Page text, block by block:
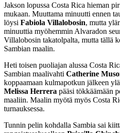
Jakson lopussa Costa Rica hieman
mukaan. Muuttama minuutti ennen
löysi Fabiola Villalobosin, mutta
minuuttia myöhemmin Alvaradon
Villalobosin takatolpalta, mutta tällä
Sambian maalin.
Heti toisen puoliajan alussa Costa
Sambian maalivahti Catherine
koppaamaan kulmapotkun jälkeen
Melissa Herrera pääsi tökkäämään
maaliin. Maalin myötä myös Costa
turnauksessa.
Tunnin pelin kohdalla Sambia sai